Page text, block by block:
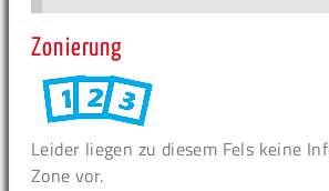
Zonierung
Leider liegen zu diesem Fels keine
Zone vor.